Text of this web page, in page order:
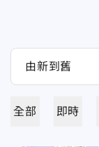
全部 即時